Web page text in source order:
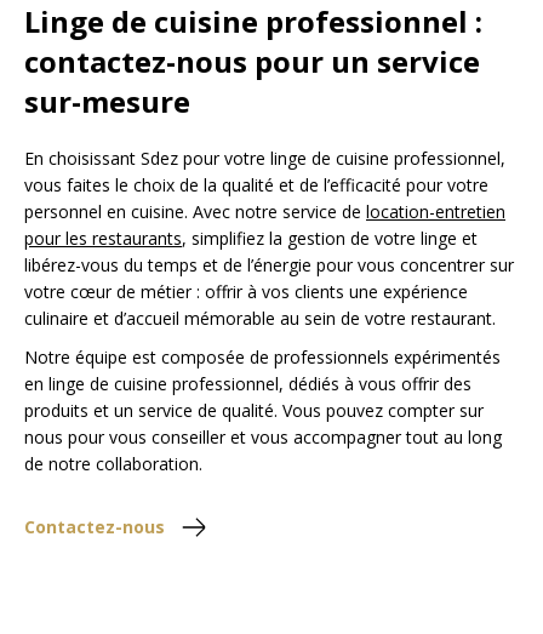
Linge de cuisine professionnel :
contactez-nous pour un service
sur-mesure
En choisissant Sdez pour votre linge de cuisine professionnel,
vous faites le choix de la qualité et de l’efficacité pour votre
personnel en cuisine. Avec notre service de location-entretien
pour les restaurants, simplifiez la gestion de votre linge et
libérez-vous du temps et de l’énergie pour vous concentrer sur
votre cœur de métier : offrir à vos clients une expérience
culinaire et d’accueil mémorable au sein de votre restaurant.
Notre équipe est composée de professionnels expérimentés
en linge de cuisine professionnel, dédiés à vous offrir des
produits et un service de qualité. Vous pouvez compter sur
nous pour vous conseiller et vous accompagner tout au long
de notre collaboration.
Contactez-nous